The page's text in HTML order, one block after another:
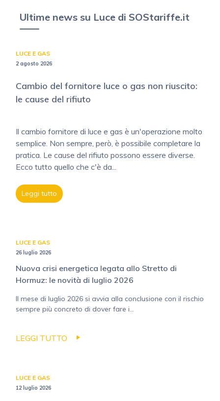
Ultime news su Luce di SOStariffe.it
LUCE E GAS
2 agosto 2026
Cambio del fornitore luce o gas non riuscito:
le cause del rifiuto
Il cambio fornitore di luce e gas è un'operazione molto
semplice. Non sempre, però, è possibile completare la
pratica. Le cause del rifiuto possono essere diverse.
Ecco tutto quello che c'è da...
Leggi tutto
LUCE E GAS
26 luglio 2026
Nuova crisi energetica legata allo Stretto di
Hormuz: le novità di luglio 2026
Il mese di luglio 2026 si avvia alla conclusione con il rischio
sempre più concreto di dover fare i...
LEGGI TUTTO
LUCE E GAS
12 luglio 2026